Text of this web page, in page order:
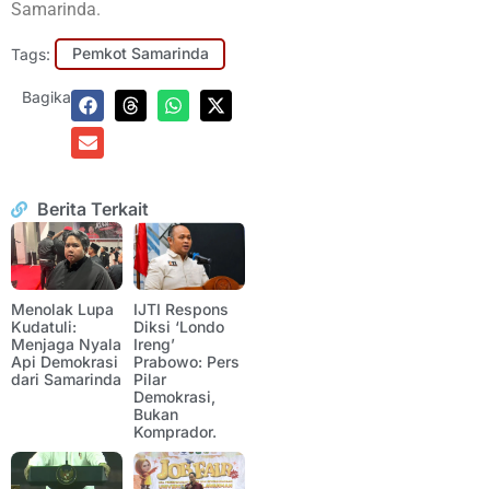
Samarinda.
Tags: Pemkot Samarinda
Bagikan:
Berita Terkait
Menolak Lupa
Kudatuli:
Menjaga Nyala
Api Demokrasi
dari Samarinda
IJTI Respons
Diksi ‘Londo
Ireng’
Prabowo: Pers
Pilar
Demokrasi,
Bukan
Komprador.